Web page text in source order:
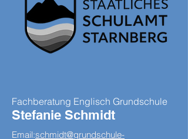
Fachberatung Englisch Grundschule
Stefanie Schmidt
Email:schmidt@grundschule-